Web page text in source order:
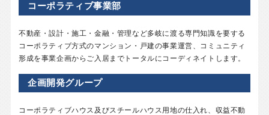
コーポラティブ事業部
不動産・設計・施工・金融・管理など多岐に渡る専門知識を要する
コーポラティブ方式のマンション・戸建の事業運営、コミュニティ
形成を事業企画からご入居までトータルにコーディネイトします。
企画開発グループ
コーポラティブハウス及びスチールハウス用地の仕入れ、収益不動